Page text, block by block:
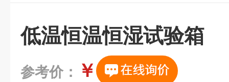
低温恒温恒湿试验箱
参考价： ￥